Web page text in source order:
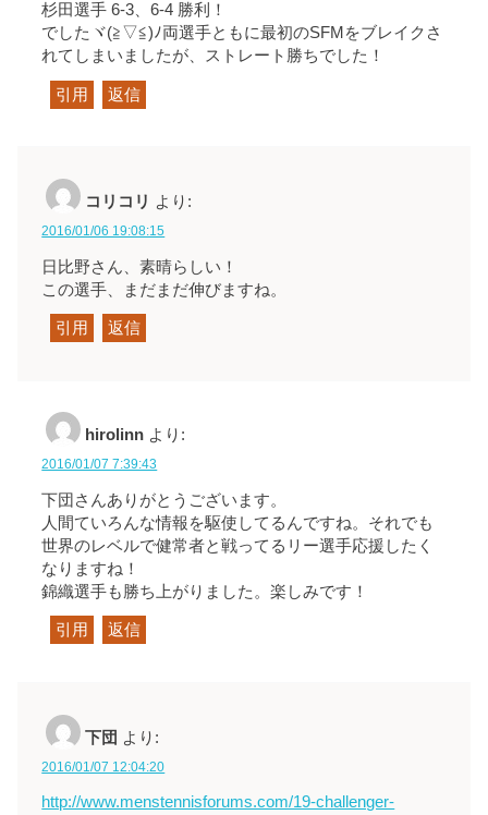
杉田選手 6-3、6-4 勝利！
でしたヾ(≧▽≦)ﾉ両選手ともに最初のSFMをブレイクさ
れてしまいましたが、ストレート勝ちでした！
引用 返信
コリコリ より:
2016/01/06 19:08:15
日比野さん、素晴らしい！
この選手、まだまだ伸びますね。
引用 返信
hirolinn より:
2016/01/07 7:39:43
下団さんありがとうございます。
人間ていろんな情報を駆使してるんですね。それでも
世界のレベルで健常者と戦ってるリー選手応援したく
なりますね！
錦織選手も勝ち上がりました。楽しみです！
引用 返信
下団 より:
2016/01/07 12:04:20
http://www.menstennisforums.com/19-challenger-